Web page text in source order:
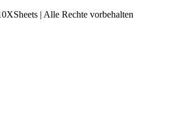
| Alle Rechte vorbehalten